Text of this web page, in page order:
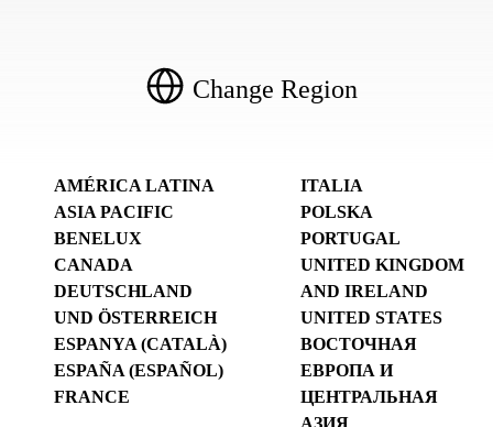
Change Region
AMÉRICA LATINA
ASIA PACIFIC
BENELUX
CANADA
DEUTSCHLAND
UND ÖSTERREICH
ESPANYA (CATALÀ)
ESPAÑA (ESPAÑOL)
FRANCE
ITALIA
POLSKA
PORTUGAL
UNITED KINGDOM
AND IRELAND
UNITED STATES
ВОСТОЧНАЯ
ЕВРОПА И
ЦЕНТРАЛЬНАЯ